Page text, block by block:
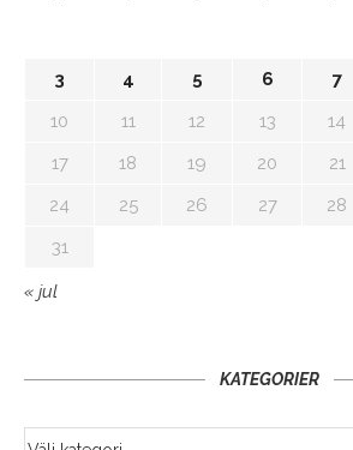
3
4 5 6 7
10
11 12 13 14
17
18 19 20 21
24
25 26 27 28
31
« jul
KATEGORIER